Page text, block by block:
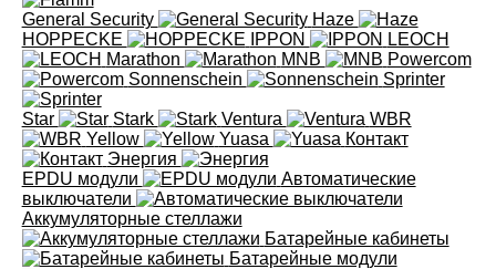
General Security
Haze
HOPPECKE
IPPON
LEOCH
Marathon
MNB
Powercom
Sonnenschein
Sprinter
Star Stark Ventura
WBR
Yellow
Yuasa
Контакт
Энергия
EPDU модули
Автоматические
выключатели
Аккумуляторные стеллажи
Батарейные кабинеты
Батарейные модули